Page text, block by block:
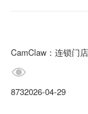
CamClaw：连锁门
8732026-04-29